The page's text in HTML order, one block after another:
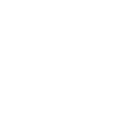
làm việc được
được hầu hết
và sự chính
dự án Xây